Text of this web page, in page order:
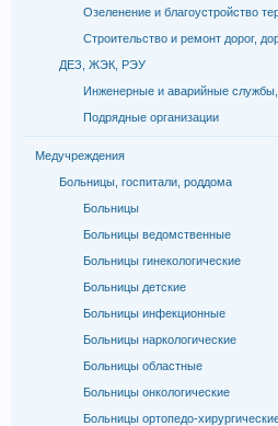
Озеленение и благоустройство
Строительство и ремонт дорог,
ДЕЗ, ЖЭК, РЭУ
Инженерные и аварийные
Подрядные организации
Медучреждения
Больницы, госпитали, роддома
Больницы
Больницы ведомственные
Больницы гинекологические
Больницы детские
Больницы инфекционные
Больницы наркологические
Больницы областные
Больницы онкологические
Больницы ортопедо-